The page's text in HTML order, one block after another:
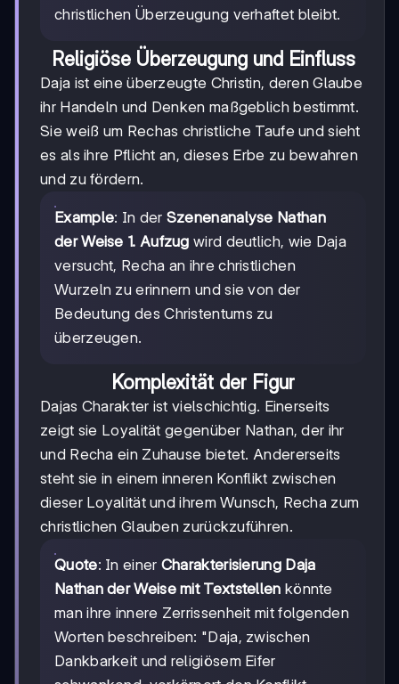
christlichen Überzeugung verhaftet bleibt.
Religiöse Überzeugung und Einfluss
Daja ist eine überzeugte Christin, deren Glaube
ihr Handeln und Denken maßgeblich bestimmt.
Sie weiß um Rechas christliche Taufe und sieht
es als ihre Pflicht an, dieses Erbe zu bewahren
und zu fördern.
Example: In der Szenenanalyse Nathan
der Weise 1. Aufzug wird deutlich, wie Daja
versucht, Recha an ihre christlichen
Wurzeln zu erinnern und sie von der
Bedeutung des Christentums zu
überzeugen.
Komplexität der Figur
Dajas Charakter ist vielschichtig. Einerseits
zeigt sie Loyalität gegenüber Nathan, der ihr
und Recha ein Zuhause bietet. Andererseits
steht sie in einem inneren Konflikt zwischen
dieser Loyalität und ihrem Wunsch, Recha zum
christlichen Glauben zurückzuführen.
Quote: In einer Charakterisierung Daja
Nathan der Weise mit Textstellen könnte
man ihre innere Zerrissenheit mit folgenden
Worten beschreiben: "Daja, zwischen
Dankbarkeit und religiösem Eifer